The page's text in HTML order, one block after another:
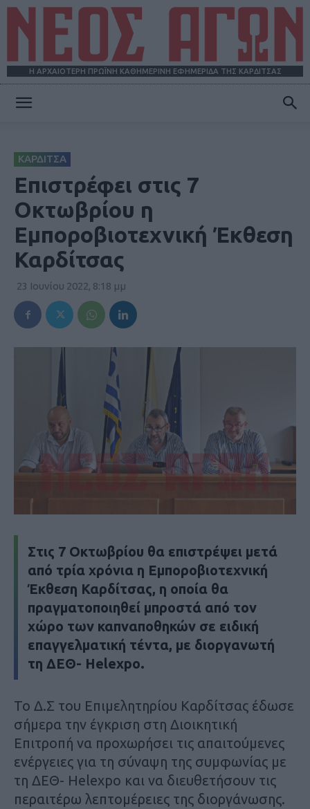
Η ΑΡΧΑΙΟΤΕΡΗ ΠΡΩΪΝΗ ΚΑΘΗΜΕΡΙΝΗ ΕΦΗΜΕΡΙΔΑ ΤΗΣ ΚΑΡΔΙΤΣΑΣ
ΚΑΡΔΙΤΣΑ
Επιστρέφει στις 7
Οκτωβρίου η
Εμποροβιοτεχνική Έκθεση
Καρδίτσας
23 Ιουνίου 2022, 8:18 μμ
Στις 7 Οκτωβρίου θα επιστρέψει μετά
από τρία χρόνια η Εμποροβιοτεχνική
Έκθεση Καρδίτσας, η οποία θα
πραγματοποιηθεί μπροστά από τον
χώρο των καπναποθηκών σε ειδική
επαγγελματική τέντα, με διοργανωτή
τη ΔΕΘ- Helexpο.
Το Δ.Σ του Επιμελητηρίου Καρδίτσας έδωσε
σήμερα την έγκριση στη Διοικητική
Επιτροπή να προχωρήσει τις απαιτούμενες
ενέργειες για τη σύναψη της συμφωνίας με
τη ΔΕΘ- Helexpo και να διευθετήσουν τις
περαιτέρω λεπτομέρειες της διοργάνωσης.